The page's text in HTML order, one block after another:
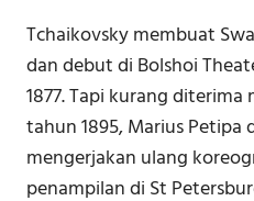
Tchaikovsky membuat
dan debut di Bolshoi
1877. Tapi kurang diterima
tahun 1895, Marius Petipa
mengerjakan ulang
penampilan di St